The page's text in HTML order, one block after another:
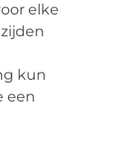
elke
kun
een